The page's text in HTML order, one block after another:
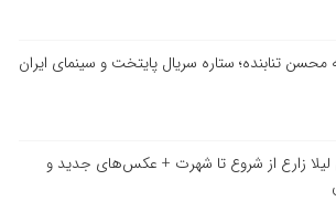
محسن تنابنده؛ ستاره سریال پایتخت و سینمای ایران
لیلا زارع از شروع تا شهرت + عکس‌های جدید و